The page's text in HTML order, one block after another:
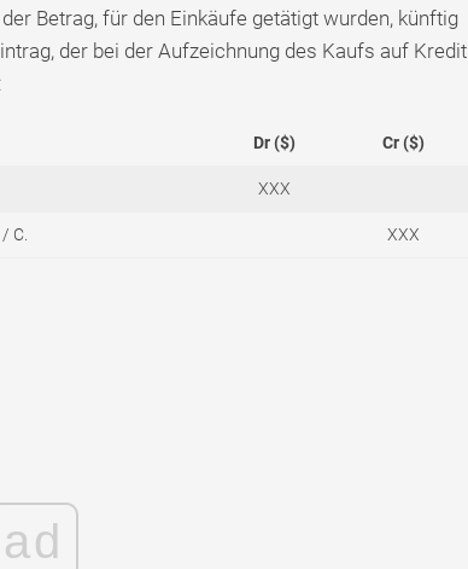
Betrag, für den Einkäufe getätigt wurden, künftig
der bei der Aufzeichnung des Kaufs auf Kredit
Dr ($) Cr ($)
XXX
C. XXX
ad